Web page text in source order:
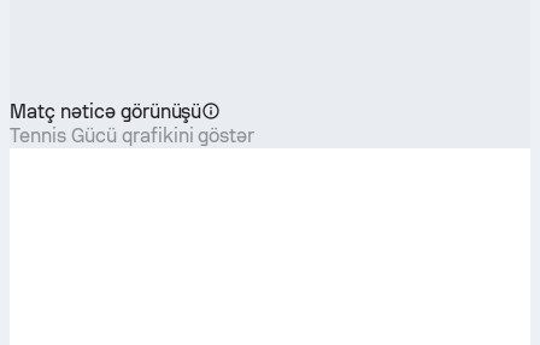
Matç nəticə görünüşü
Tennis Gücü qrafikini göstər